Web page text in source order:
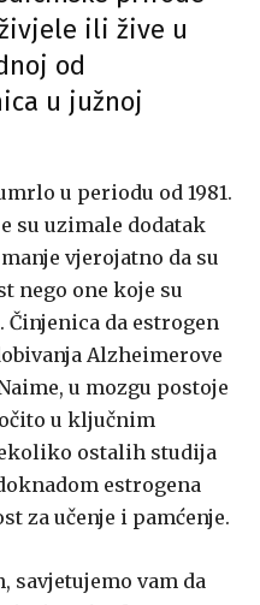
ili žive u
od
u južnoj
u periodu od 1981.
su uzimale dodatak
vjerojatno da su
nego one koje su
da estrogen
Alzheimerove
u mozgu postoje
u ključnim
ostalih studija
estrogena
za učenje i pamćenje.
vam da